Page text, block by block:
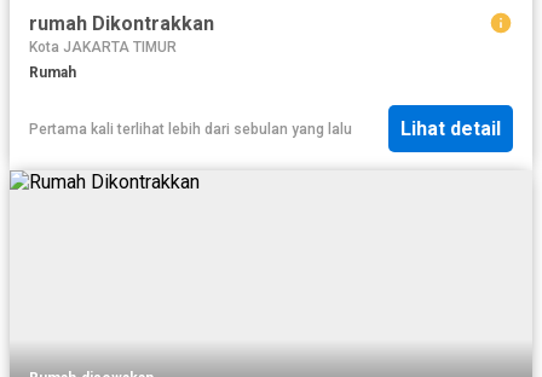
rumah Dikontrakkan
Kota JAKARTA TIMUR
Rumah
Pertama kali terlihat lebih dari sebulan yang lalu Lihat detail